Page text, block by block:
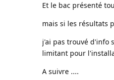
Et le bac présenté
mais si les résultats
j'ai pas trouvé d'info
limitant pour
A suivre ....